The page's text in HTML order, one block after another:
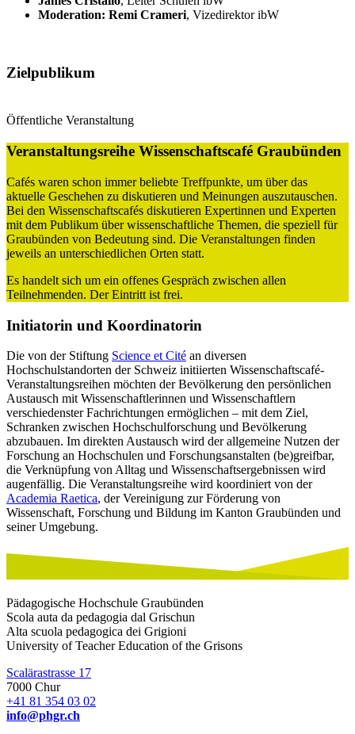
Moderation: Remi Crameri, Vizedirektor ibW
Zielpublikum
Öffentliche Veranstaltung
Veranstaltungsreihe Wissenschaftscafé Graubünden
Cafés waren schon immer beliebte Treffpunkte, um über das
aktuelle Geschehen zu diskutieren und Meinungen auszutauschen.
Bei den Wissenschaftscafés diskutieren Expertinnen und Experten
mit dem Publikum über wissenschaftliche Themen, die speziell für
Graubünden von Bedeutung sind. Die Veranstaltungen finden
jeweils an unterschiedlichen Orten statt.
Es handelt sich um ein offenes Gespräch zwischen allen
Teilnehmenden. Der Eintritt ist frei.
Initiatorin und Koordinatorin
Die von der Stiftung Science et Cité an diversen
Hochschulstandorten der Schweiz initiierten Wissenschaftscafé-
Veranstaltungsreihen möchten der Bevölkerung den persönlichen
Austausch mit Wissenschaftlerinnen und Wissenschaftlern
verschiedenster Fachrichtungen ermöglichen – mit dem Ziel,
Schranken zwischen Hochschulforschung und Bevölkerung
abzubauen. Im direkten Austausch wird der allgemeine Nutzen der
Forschung an Hochschulen und Forschungsanstalten (be)greifbar,
die Verknüpfung von Alltag und Wissenschaftsergebnissen wird
augenfällig. Die Veranstaltungsreihe wird koordiniert von der
Academia Raetica, der Vereinigung zur Förderung von
Wissenschaft, Forschung und Bildung im Kanton Graubünden und
seiner Umgebung.
Pädagogische Hochschule Graubünden
Scola auta da pedagogia dal Grischun
Alta scuola pedagogica dei Grigioni
University of Teacher Education of the Grisons
Scalärastrasse 17
7000 Chur
+41 81 354 03 02
info@phgr.ch